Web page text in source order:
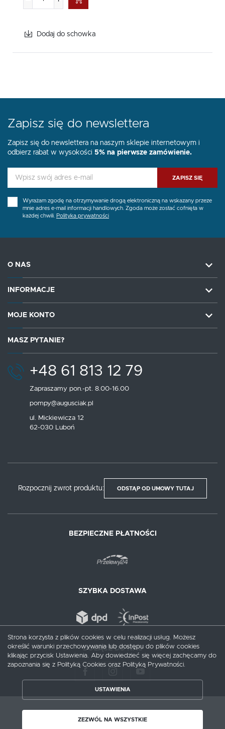
Dodaj do schowka
Zapisz się do newslettera
Zapisz się do newslettera na naszym sklepie internetowym i
odbierz rabat w wysokości 5% na pierwsze zamówienie.
ZAPISZ SIĘ
Wyrażam zgodę na otrzymywanie drogą elektroniczną na wskazany przeze
mnie adres e-mail informacji handlowych. Zgoda może zostać cofnięta w
każdej chwili. Polityka prywatności
O NAS
INFORMACJE
MOJE KONTO
MASZ PYTANIE?
+48 61 813 12 79
Zapraszamy pon.-pt. 8.00-16.00
pompy@augusciak.pl
ul. Mickiewicza 12
62-030 Luboń
Rozpocznij zwrot produktu: ODSTĄP OD UMOWY TUTAJ
BEZPIECZNE PŁATNOŚCI
SZYBKA DOSTAWA
DOŁĄCZ DO NAS
Copyright by augusciak.pl
Strona korzysta z plików cookies w celu realizacji usług. Możesz
określić warunki przechowywania lub dostępu do plików cookies
klikając przycisk Ustawienia. Aby dowiedzieć się więcej zachęcamy do
zapoznania się z Polityką Cookies oraz Polityką Prywatności.
USTAWIENIA
ZEZWÓL NA WSZYSTKIE